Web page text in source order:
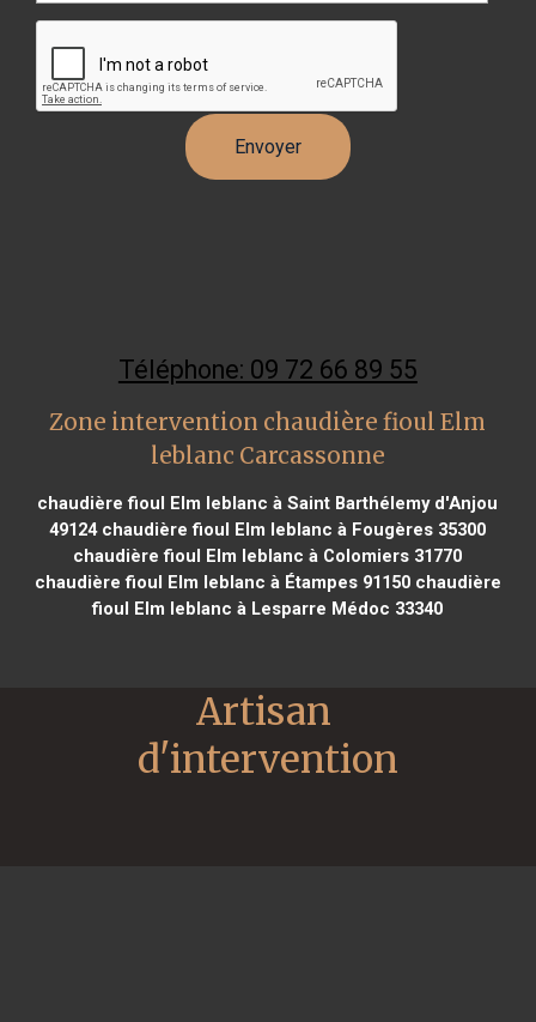
Téléphone: 09 72 66 89 55
Zone intervention chaudière fioul Elm
leblanc Carcassonne
chaudière fioul Elm leblanc à Saint Barthélemy d'Anjou
49124chaudière fioul Elm leblanc à Fougères 35300
chaudière fioul Elm leblanc à Colomiers 31770
chaudière fioul Elm leblanc à Étampes 91150chaudière
fioul Elm leblanc à Lesparre Médoc 33340
Artisan
d'intervention